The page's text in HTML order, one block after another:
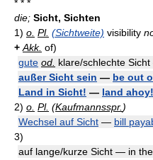
* * *
die; Sicht, Sichten
1) o. Pl. (Sichtweite) visibility
+ Akk. of)
gute od. klare/schlechte
außer Sicht sein — be out
Land in Sicht! — land ahoy!
2) o. Pl. (Kaufmannsspr. )
Wechsel auf Sicht — bill
3)
auf lange/kurze Sicht — in